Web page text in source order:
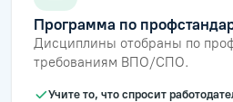
Программа по
Дисциплины отобраны по
требованиям ВПО/СПО.
Учите то, что спросит